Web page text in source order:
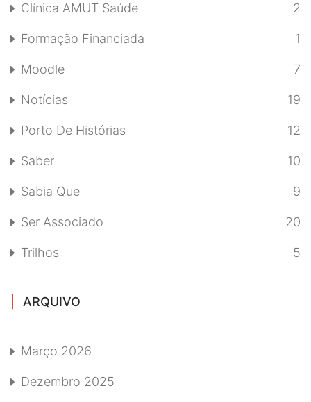
Clínica AMUT Saúde 2
Formação Financiada 1
Moodle 7
Notícias 19
Porto De Histórias 12
Saber 10
Sabia Que 9
Ser Associado 20
Trilhos 5
ARQUIVO
Março 2026
Dezembro 2025